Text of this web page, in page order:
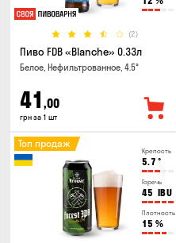
(2)
Пиво FDB «Blanche» 0.33л
Белое, Нефильтрованное, 4.5°
41 ,00
грн за 1 шт
Крепость
5.7 °
Горечь
45 IBU
Плотность
15 %
Топ продаж